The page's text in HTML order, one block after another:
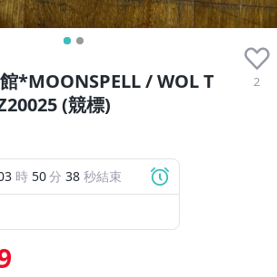
*MOONSPELL / WOL T
(競標)
2
時 50分 37 秒結束